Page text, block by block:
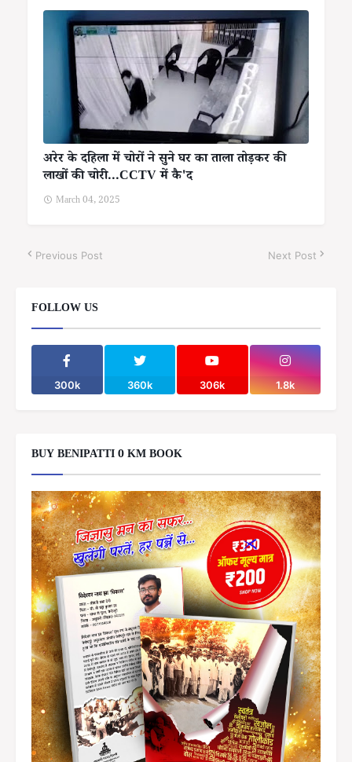
अरेर के दहिला में चोरों ने सुने घर का ताला तोड़कर की
लाखों की चोरी...CCTV में कै'द
March 04, 2025
Previous Post Next Post
FOLLOW US
300k 360k 306k 1.8k
BUY BENIPATTI 0 KM BOOK